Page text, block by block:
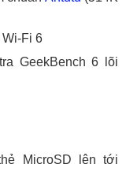
Fi 6
GeekBench 6 lõi
MicroSD lên tới